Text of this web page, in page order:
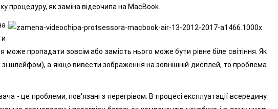
процедуру, як заміна відеочипа на MacBook.
пропадати зовсім або замість нього може бути рівне біле світіння. Як
шлейфом), а якщо вивести зображення на зовнішній дисплей, то проблема
- це проблеми, пов'язані з перегрівом. В процесі експлуатації всередину